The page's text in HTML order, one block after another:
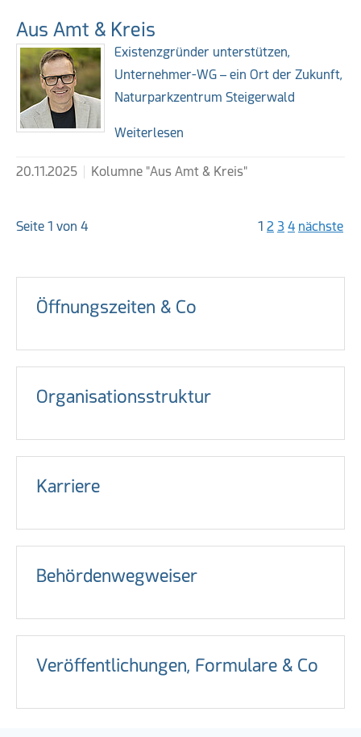
Aus Amt & Kreis
Existenzgründer unterstützen,
Unternehmer-WG – ein Ort der Zukunft,
Naturparkzentrum Steigerwald
Weiterlesen
20.11.2025 Kolumne "Aus Amt & Kreis"
Seite 1 von 4 1 2 3 4 nächste
Öffnungszeiten & Co
Organisationsstruktur
Karriere
Behördenwegweiser
Veröffentlichungen, Formulare & Co